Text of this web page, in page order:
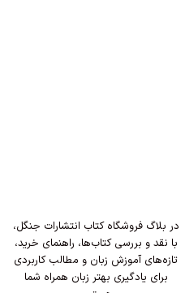
در بلاگ فروشگاه کتاب انتشارات جنگل،
با نقد و بررسی کتاب‌ها، راهنمای خرید،
تازه‌های آموزش زبان و مطالب کاربردی
برای یادگیری بهتر زبان همراه شما